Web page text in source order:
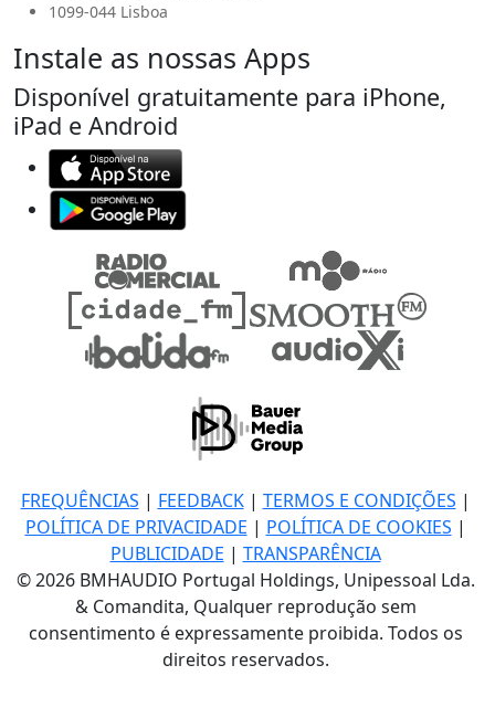
1099-044 Lisboa
Instale as nossas Apps
Disponível gratuitamente para iPhone,
iPad e Android
FREQUÊNCIAS | FEEDBACK| TERMOS E CONDIÇÕES |
POLÍTICA DE PRIVACIDADE | POLÍTICA DE COOKIES |
PUBLICIDADE | TRANSPARÊNCIA
© 2026 BMHAUDIO Portugal Holdings, Unipessoal Lda.
& Comandita, Qualquer reprodução sem
consentimento é expressamente proibida. Todos os
direitos reservados.